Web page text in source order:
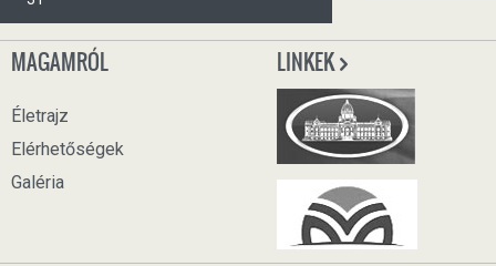
MAGAMRÓL
Életrajz
Elérhetőségek
Galéria
LINKEK